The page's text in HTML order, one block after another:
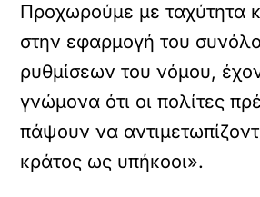
Προχωρούμε με ταχύτητα
στην εφαρμογή του
ρυθμίσεων του νόμου,
γνώμονα ότι οι πολίτες
πάψουν να
κράτος ως υπήκοοι».